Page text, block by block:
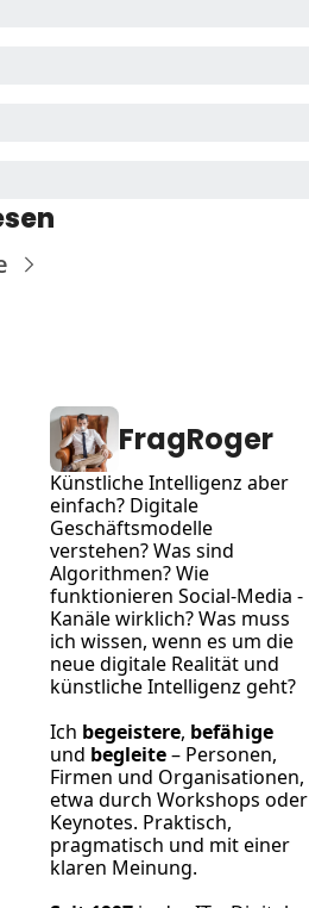
FragRoger
Künstliche Intelligenz aber
einfach? Digitale
Geschäftsmodelle
verstehen? Was sind
Algorithmen? Wie
funktionieren Social-Media -
Kanäle wirklich? Was muss
ich wissen, wenn es um die
neue digitale Realität und
künstliche Intelligenz geht?
Ich begeistere, befähige
und begleite – Personen,
Firmen und Organisationen,
etwa durch Workshops oder
Keynotes. Praktisch,
pragmatisch und mit einer
klaren Meinung.